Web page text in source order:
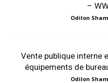
–
Odilon
Vente publique interne
équipements de
Odilon